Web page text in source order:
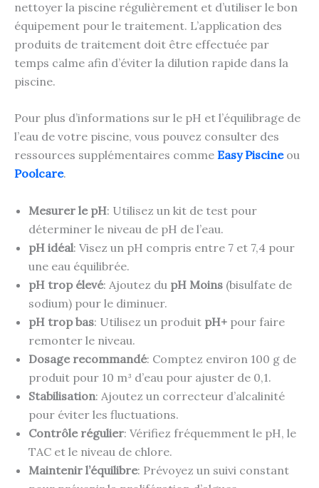
nettoyer la piscine régulièrement et d’utiliser le bon
équipement pour le traitement. L’application des
produits de traitement doit être effectuée par
temps calme afin d’éviter la dilution rapide dans la
piscine.
Pour plus d’informations sur le pH et l’équilibrage de
l’eau de votre piscine, vous pouvez consulter des
ressources supplémentaires comme Easy Piscineou
Poolcare.
Mesurer le pH: Utilisez un kit de test pour
déterminer le niveau de pH de l’eau.
pH idéal: Visez un pH compris entre 7 et 7,4 pour
une eau équilibrée.
pH trop élevé: Ajoutez du pH Moins (bisulfate de
sodium) pour le diminuer.
pH trop bas: Utilisez un produit pH+ pour faire
remonter le niveau.
Dosage recommandé: Comptez environ 100 g de
produit pour 10 m³ d’eau pour ajuster de 0,1.
Stabilisation: Ajoutez un correcteur d’alcalinité
pour éviter les fluctuations.
Contrôle régulier: Vérifiez fréquemment le pH, le
TAC et le niveau de chlore.
Maintenir l’équilibre: Prévoyez un suivi constant